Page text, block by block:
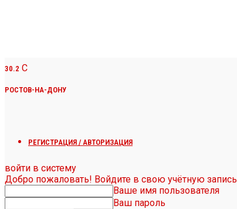
30.2 C
РОСТОВ-НА-ДОНУ
РЕГИСТРАЦИЯ / АВТОРИЗАЦИЯ
войти в систему
Добро пожаловать! Войдите в свою учётную запись
Ваше имя пользователя
Ваш пароль